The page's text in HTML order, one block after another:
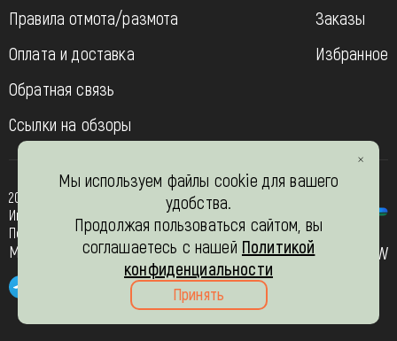
Правила отмота/размота
Оплата и доставка
Обратная связь
Ссылки на обзоры
Заказы
Избранное
2013-2026
Интернет- магазин “Вязь-шоп”
Политика конфиденциальности
Мы в соц. сетях JW
Мы используем файлы cookie для вашего
удобства.
Продолжая пользоваться сайтом, вы
соглашаетесь с нашей Политикой
конфиденциальности
Принять